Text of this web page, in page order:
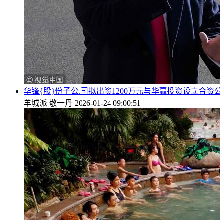
华锋{股}份子公.司拟出资1200万元与华赢投资设立合资
羊城派 敬一丹 2026-01-24 09:00:51